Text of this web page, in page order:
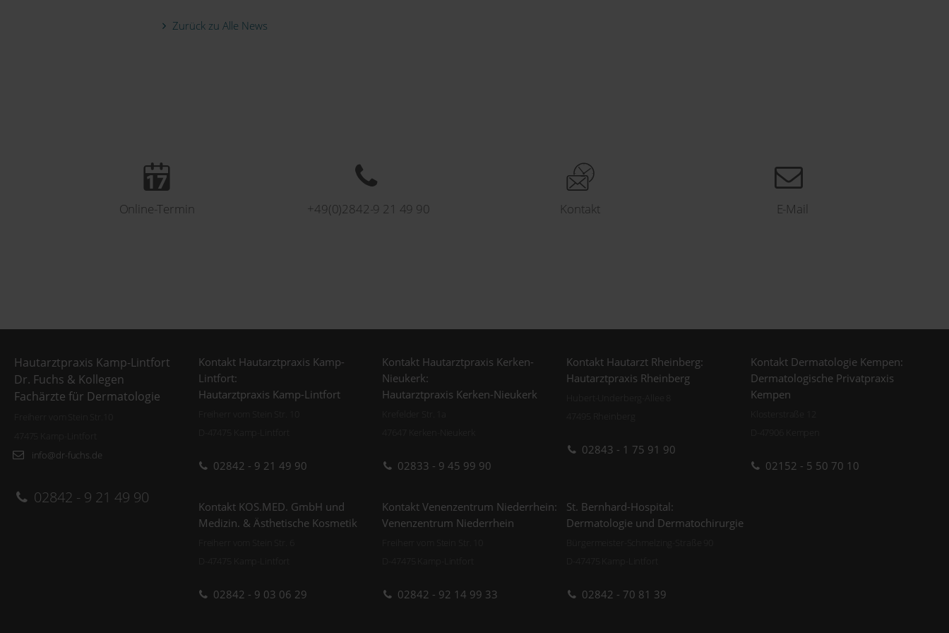
Zurück zu Alle News
Online-Termin +49(0)2842-9 21 49 90 Kontakt E-Mail
Hautarztpraxis Kamp-Lintfort
Dr. Fuchs & Kollegen
Fachärzte für Dermatologie
info@dr-fuchs.de
02842 - 9 21 49 90
Kontakt Hautarztpraxis Kamp-
Lintfort:
Hautarztpraxis Kamp-Lintfort
02842 - 9 21 49 90
Kontakt Hautarztpraxis Kerken-
Nieukerk:
Hautarztpraxis Kerken-Nieukerk
02833 - 9 45 99 90
Kontakt Hautarzt Rheinberg:
Hautarztpraxis Rheinberg
02843 - 1 75 91 90
Kontakt Dermatologie Kempen:
Dermatologische Privatpraxis
Kempen
02152 - 5 50 70 10
Kontakt KOS.MED. GmbH und
Medizin. & Ästhetische Kosmetik
02842 - 9 03 06 29
Kontakt Venenzentrum Niederrhein:
Venenzentrum Niederrhein
02842 - 92 14 99 33
St. Bernhard-Hospital:
Dermatologie und Dermatochirurgie
02842 - 70 81 39